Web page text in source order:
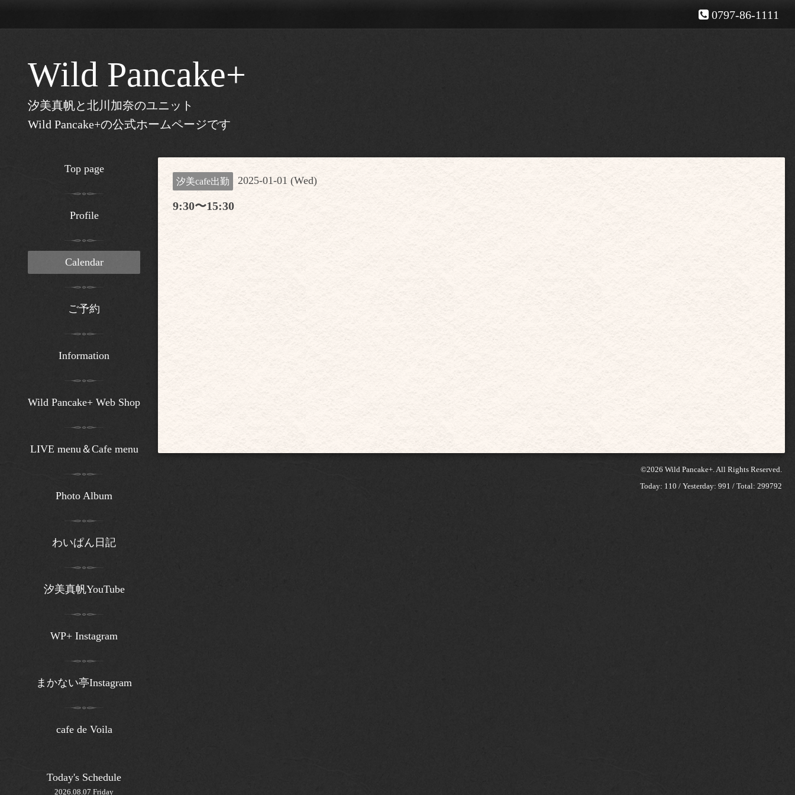
0797-86-1111
Wild Pancake+
汐美真帆と北川加奈のユニット
Wild Pancake+の公式ホームページです
汐美cafe出勤 2025-01-01 (Wed)
9:30〜15:30
©2026 Wild Pancake+. All Rights Reserved.
Today: 110 / Yesterday: 991 / Total: 299792
Top page
Profile
Calendar
ご予約
Information
Wild Pancake+ Web Shop
LIVE menu＆Cafe menu
Photo Album
わいぱん日記
汐美真帆YouTube
WP+ Instagram
まかない亭Instagram
cafe de Voila
Today's Schedule
2026.08.07 Friday